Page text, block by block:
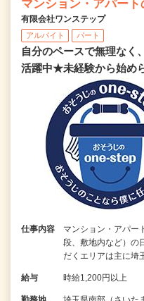
マンション・アパー
有限会社ワンステップ
アルバイト パート
自分のペースで無理なく
活躍中★未経験から始め
仕事内容
マンション・アパー
段、敷地内など）の
だくエリアは主に埼
給与 時給1,200円以上